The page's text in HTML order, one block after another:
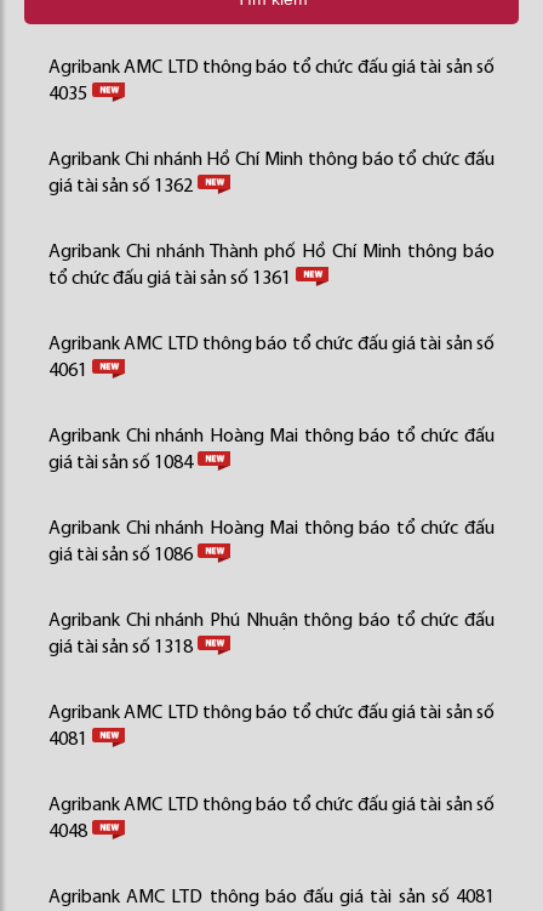
Agribank AMC LTD thông báo tổ chức đấu giá tài sản số
4035
Agribank Chi nhánh Hồ Chí Minh thông báo tổ chức đấu
giá tài sản số 1362
Agribank Chi nhánh Thành phố Hồ Chí Minh thông báo
tổ chức đấu giá tài sản số 1361
Agribank AMC LTD thông báo tổ chức đấu giá tài sản số
4061
Agribank Chi nhánh Hoàng Mai thông báo tổ chức đấu
giá tài sản số 1084
Agribank Chi nhánh Hoàng Mai thông báo tổ chức đấu
giá tài sản số 1086
Agribank Chi nhánh Phú Nhuận thông báo tổ chức đấu
giá tài sản số 1318
Agribank AMC LTD thông báo tổ chức đấu giá tài sản số
4081
Agribank AMC LTD thông báo tổ chức đấu giá tài sản số
4048
Agribank AMC LTD thông báo đấu giá tài sản số 4081